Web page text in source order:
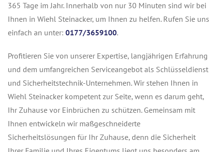
365 Tage im Jahr. Innerhalb von nur 30 Minuten sind wir bei
Ihnen in Wiehl Steinacker, um Ihnen zu helfen. Rufen Sie uns
einfach an unter: 0177/3659100.
Profitieren Sie von unserer Expertise, langjährigen Erfahrung
und dem umfangreichen Serviceangebot als Schlüsseldienst
und Sicherheitstechnik-Unternehmen. Wir stehen Ihnen in
Wiehl Steinacker kompetent zur Seite, wenn es darum geht,
Ihr Zuhause vor Einbrüchen zu schützen. Gemeinsam mit
Ihnen entwickeln wir maßgeschneiderte
Sicherheitslösungen für Ihr Zuhause, denn die Sicherheit